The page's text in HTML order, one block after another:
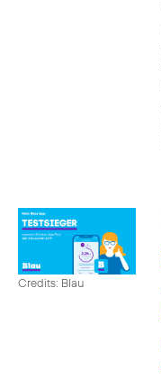
Credits: Blau